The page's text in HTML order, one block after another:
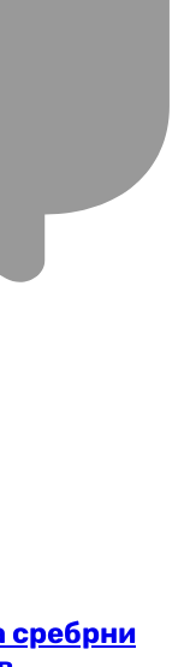
сребрни